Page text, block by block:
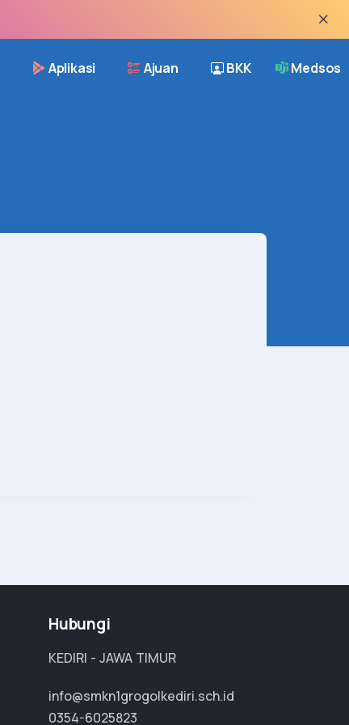
Aplikasi Ajuan BKK Medsos
Hubungi
KEDIRI - JAWA TIMUR
info@smkn1grogolkediri.sch.id
0354-6025823